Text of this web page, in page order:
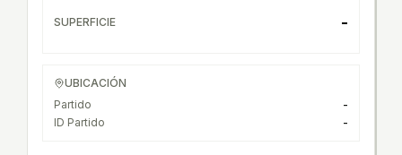
SUPERFICIE -
UBICACIÓN
Partido
-
ID Partido
-